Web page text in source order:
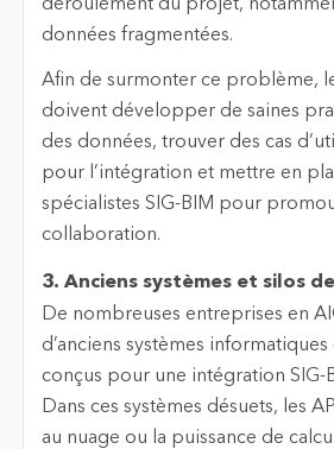
déroulement du projet,
données fragmentées.
Afin de surmonter ce problème,
doivent développer de saines
des données, trouver des cas
pour l’intégration et mettre en
spécialistes SIG-BIM pour
collaboration.
3. Anciens systèmes et silos
De nombreuses entreprises en
d’anciens systèmes
conçus pour une intégration SIG-
Dans ces systèmes désuets, les
au nuage ou la puissance de